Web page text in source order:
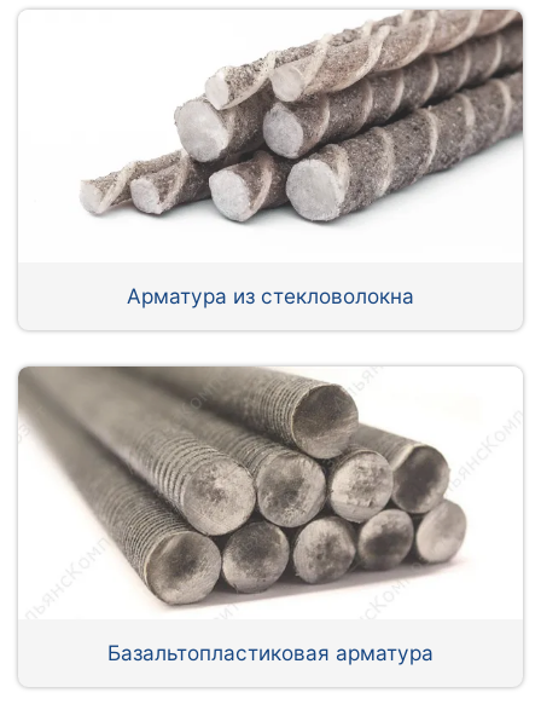
Арматура из стекловолокна
Базальтопластиковая арматура